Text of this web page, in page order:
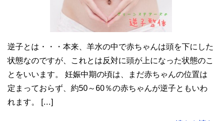
逆子とは・・・本来、羊水の中で赤ちゃんは頭を下にした
状態なのですが、これとは反対に頭が上になった状態のこ
とをいいます。 妊娠中期の頃は、まだ赤ちゃんの位置は
定まっておらず、約50～60％の赤ちゃんが逆子ともいわ
れます。 […]